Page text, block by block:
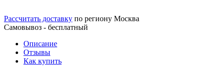
Рассчитать доставку по региону Москва
Самовывоз - бесплатный
Описание
Отзывы
Как купить